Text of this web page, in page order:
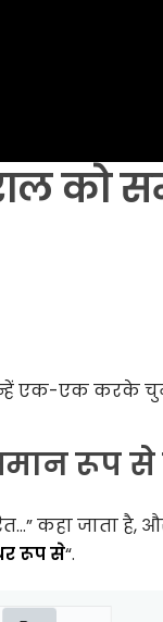
को
उन्हें एक-एक करके
रूप
कहा जाता
रूप से“.